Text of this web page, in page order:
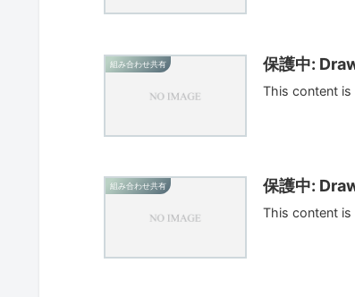
組み合わせ共有 保護中:
This content
組み合わせ共有 保護中:
This content